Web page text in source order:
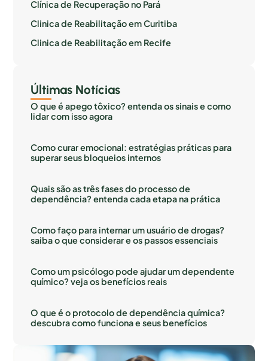
Clínica de Recuperação no Pará
Clinica de Reabilitação em Curitiba
Clinica de Reabilitação em Recife
Últimas Notícias
O que é apego tôxico? entenda os sinais e como
lidar com isso agora
Como curar emocional: estratégias práticas para
superar seus bloqueios internos
Quais são as três fases do processo de
dependência? entenda cada etapa na prática
Como faço para internar um usuário de drogas?
saiba o que considerar e os passos essenciais
Como um psicólogo pode ajudar um dependente
químico? veja os benefícios reais
O que é o protocolo de dependência química?
descubra como funciona e seus benefícios